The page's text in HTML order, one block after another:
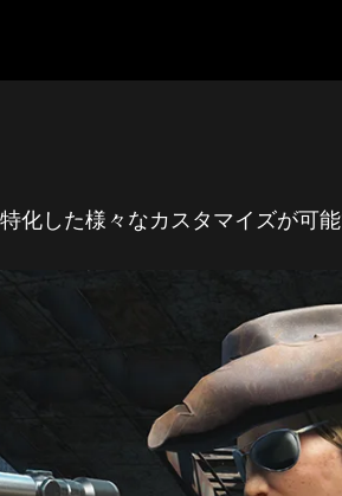
化した様々なカスタマイズが可